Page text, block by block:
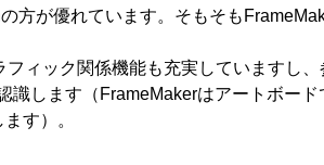
方が優れています。そもそも
ィック関係機能も充実していますし、
識します（FrameMakerはアートボード
す）。